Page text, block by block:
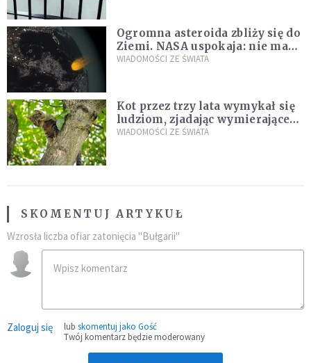
Ogromna asteroida zbliży się do
Ziemi. NASA uspokaja: nie ma
zagrożenia
WIADOMOŚCI ZE ŚWIATA
Kot przez trzy lata wymykał się
ludziom, zjadając wymierające
kaczki. W końcu popełnił
WIADOMOŚCI ZE ŚWIATA
SKOMENTUJ ARTYKUŁ
Wzrosła liczba ofiar zatonięcia "Bułgarii"
Zaloguj się lub skomentuj jako Gość
Twój komentarz będzie moderowany